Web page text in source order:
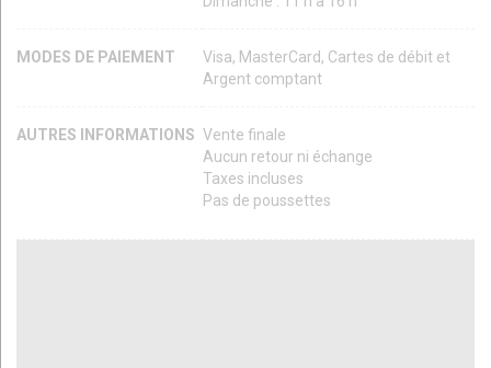
MODES DE PAIEMENT
Visa, MasterCard, Cartes de débit et
Argent comptant
AUTRES INFORMATIONS Vente finale
Aucun retour ni échange
Taxes incluses
Pas de poussettes